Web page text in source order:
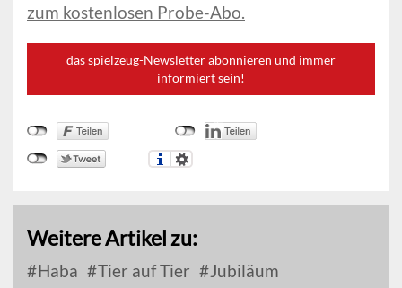
zum kostenlosen Probe-Abo.
das spielzeug-Newsletter abonnieren und immer
informiert sein!
Weitere Artikel zu:
Haba Tier auf Tier Jubiläum